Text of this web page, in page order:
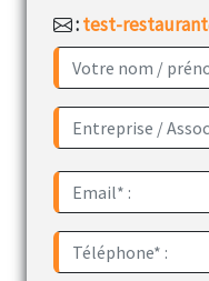
:test-